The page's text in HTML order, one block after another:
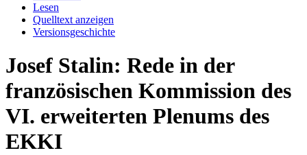
Lesen
Quelltext anzeigen
Versionsgeschichte
Josef Stalin: Rede in der
französischen Kommission des
VI. erweiterten Plenums des
EKKI